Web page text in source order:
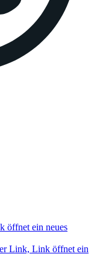
öffnet ein neues
Link, Link öffnet ein